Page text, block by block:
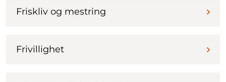
Friskliv og mestring
Frivillighet